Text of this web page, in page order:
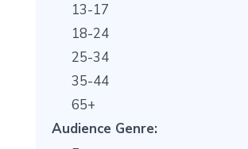
13-17
18-24
25-34
35-44
65+
Audience Genre: